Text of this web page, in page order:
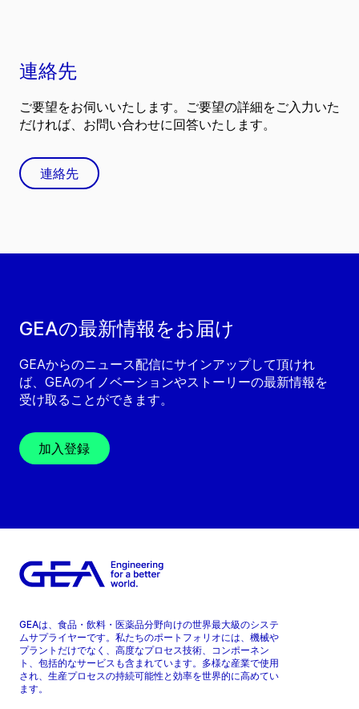
GEAの最新情報をお届け
GEAからのニュース配信にサインアップして頂けれ
ば、GEAのイノベーションやストーリーの最新情報を
受け取ることができます。
加入登録
連絡先
ご要望をお伺いいたします。ご要望の詳細をご入力いた
だければ、お問い合わせに回答いたします。
連絡先
GEAは、食品・飲料・医薬品分野向けの世界最大級のシステ
ムサプライヤーです。私たちのポートフォリオには、機械や
プラントだけでなく、高度なプロセス技術、コンポーネン
ト、包括的なサービスも含まれています。多様な産業で使用
され、生産プロセスの持続可能性と効率を世界的に高めてい
ます。